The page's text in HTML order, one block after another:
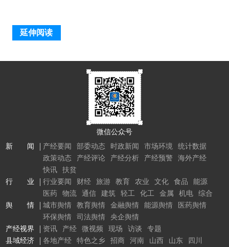
延伸阅读
微信公众号
新 闻
产经要闻 部委动态 时政新闻 市场环境
统计数据
政策动态
产经评论 产经分析 产经预警
海外产经
快讯
扶贫
行 业
行业要闻 财经 旅游 教育 农业 文化 食品
能源
医药
物流 通信 建筑 轻工 化工 金属 机电
综合
舆 情
城市舆情 教育舆情 金融舆情 能源舆情
医药舆情
环保舆情
司法舆情
央企舆情
产经视界
资讯 产经 微视频 现场 访谈
专题
县域经济
各地产经 特色之乡 招商 河南 山西 山东 四川